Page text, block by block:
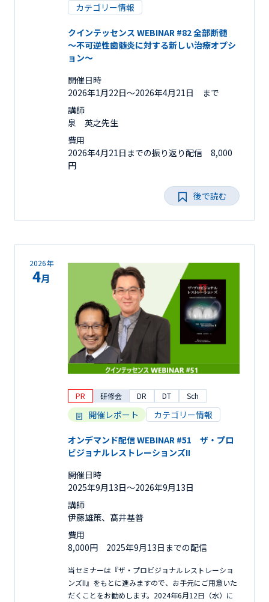
カテゴリー情報
クインテッセンス WEBINAR #82 全部断髄
～不可逆性歯髄炎に対する新しい治療オプシ
ョン～
開催日時
2026年1月22日〜2026年4月21日 まで
講師
泉 英之先生
費用
2026年4月21日までの振り返り配信 8,000
円
後で読む
2026年
4月
PR 研修会 DR DT Sch
開催レポート カテゴリー情報
オンデマンド配信 WEBINAR #51 ザ・プロ
ビジョナルレストレーションズII
開催日時
2025年9月13日〜2026年9月13日
講師
伊藤雄策、髙井基普
費用
8,000円 2025年9月13日までの配信
当セミナーは『ザ・プロビジョナルレストレーショ
ンズII』をもとに進みますので、お手元にご用意いた
だくことをお勧めします。2024年6月12日（水）に